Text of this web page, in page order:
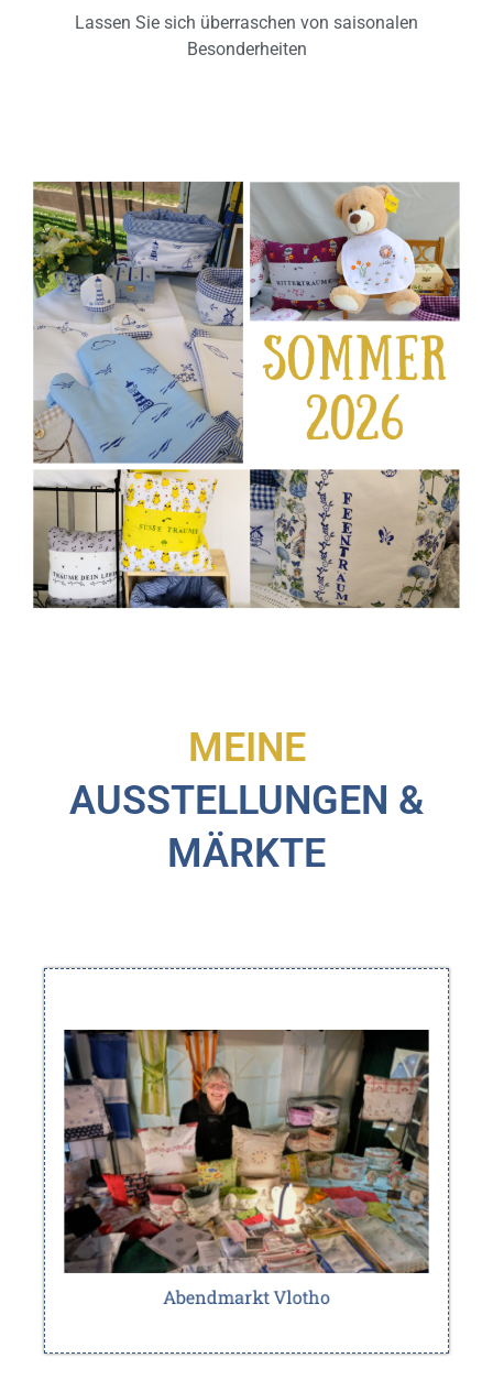
Lassen Sie sich überraschen von saisonalen
Besonderheiten
MEINE
AUSSTELLUNGEN &
MÄRKTE
Abendmarkt Vlotho
Der Abendmarkt macht das Einkaufen auch für
Berufstätige möglich.
Jeden letzten Donnerstag
im Monat von 16.00 – 20.00 Uhr
Adresse:
Sommerfelder Platz, 32602 Vlotho
25.06 ~ 16-20 Uhr